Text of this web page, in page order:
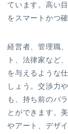
ています。高い
をスマートかつ
経営者、管理職
ト、法律家など
を与えるような
しょう。交渉力
も、持ち前のバ
とができます。
やアート、デザ